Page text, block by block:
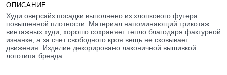
ОПИСАНИЕ
Худи оверсайз посадки выполнено из хлопкового футера
повышенной плотности. Материал напоминающий трикотаж
винтажных худи, хорошо сохраняет тепло благодаря фактурной
изнанке, а за счет свободного кроя вещь не сковывает
движения. Изделие декорировано лаконичной вышивкой
логотипа бренда.